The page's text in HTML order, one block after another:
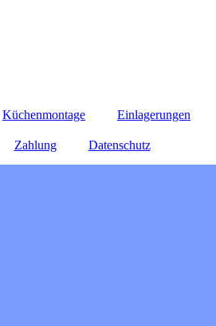
Küchenmontage Einlagerungen
Zahlung Datenschutz